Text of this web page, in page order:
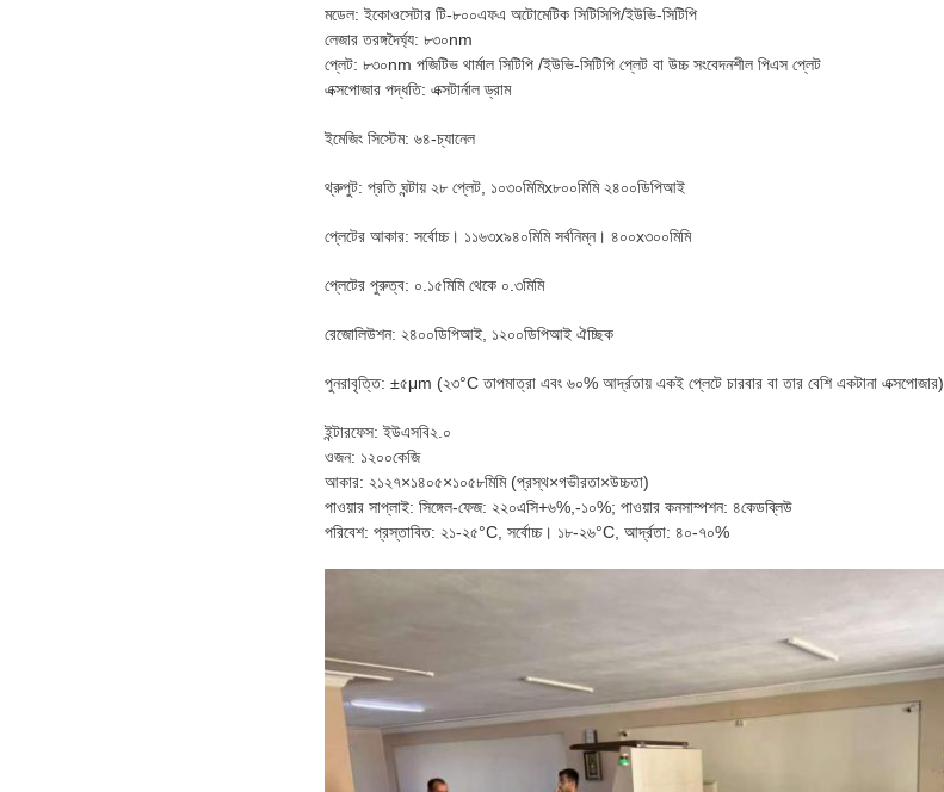
মডেল: ইকোওসেটার টি-৮০০এফএ অটোমেটিক সিটিসিপি/ইউভি-সিটিপি
লেজার তরঙ্গদৈর্ঘ্য: ৮৩০nm
প্লেট: ৮৩০nm পজিটিভ থার্মাল সিটিপি /ইউভি-সিটিপি প্লেট বা উচ্চ সংবেদনশীল পিএস প্লেট
এক্সপোজার পদ্ধতি: এক্সটার্নাল ড্রাম
ইমেজিং সিস্টেম: ৬৪-চ্যানেল
থ্রুপুট: প্রতি ঘন্টায় ২৮ প্লেট, ১০৩০মিমিx৮০০মিমি ২৪০০ডিপিআই
প্লেটের আকার: সর্বোচ্চ। ১১৬৩x৯৪০মিমি সর্বনিম্ন। ৪০০x৩০০মিমি
প্লেটের পুরুত্ব: ০.১৫মিমি থেকে ০.৩মিমি
রেজোলিউশন: ২৪০০ডিপিআই, ১২০০ডিপিআই ঐচ্ছিক
পুনরাবৃত্তি: ±৫μm (২৩°C তাপমাত্রা এবং ৬০% আর্দ্রতায় একই প্লেটে চারবার বা তার বেশি একটানা এক্সপোজার)
ইন্টারফেস: ইউএসবি২.০
ওজন: ১২০০কেজি
আকার: ২১২৭×১৪০৫×১০৫৮মিমি (প্রস্থ×গভীরতা×উচ্চতা)
পাওয়ার সাপ্লাই: সিঙ্গেল-ফেজ: ২২০এসি+৬%,-১০%; পাওয়ার কনসাম্পশন: ৪কেডব্লিউ
পরিবেশ: প্রস্তাবিত: ২১-২৫°C, সর্বোচ্চ। ১৮-২৬°C, আর্দ্রতা: ৪০-৭০%